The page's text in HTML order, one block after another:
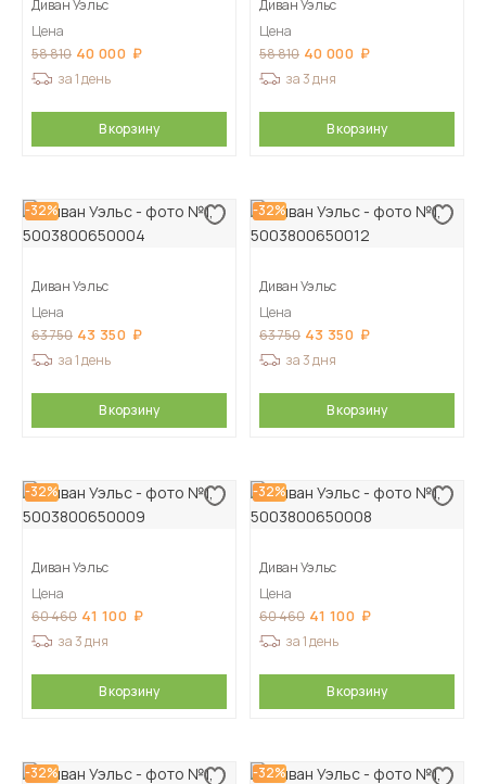
Диван Уэльс
Цена
58 810 40 000
за 1 день
В корзину
Диван Уэльс
Цена
58 810 40 000
за 3 дня
В корзину
-32%
Диван Уэльс
Цена
63 750 43 350
за 1 день
В корзину
-32%
Диван Уэльс
Цена
63 750 43 350
за 3 дня
В корзину
-32%
Диван Уэльс
Цена
60 460 41 100
за 3 дня
В корзину
-32%
Диван Уэльс
Цена
60 460 41 100
за 1 день
В корзину
-32% -32%